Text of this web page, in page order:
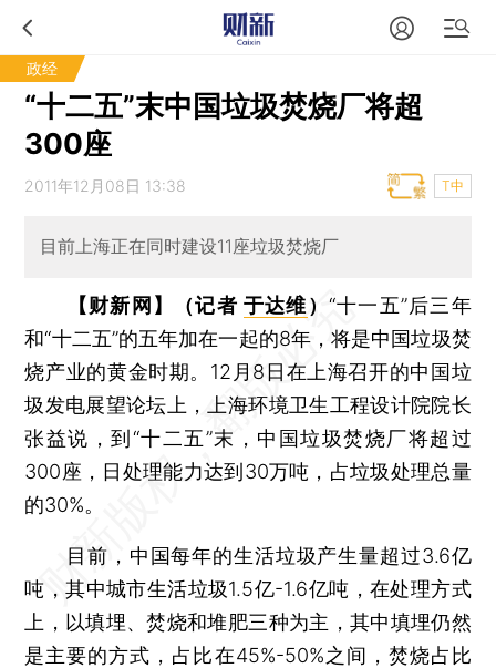
政经
“十二五”末中国垃圾焚烧厂将超
300座
2011年12月08日 13:38 T中
目前上海正在同时建设11座垃圾焚烧厂
【财新网】（记者于达维） “十一五”后三年
和“十二五”的五年加在一起的8年，将是中国垃圾焚
烧产业的黄金时期。12月8日在上海召开的中国垃
圾发电展望论坛上，上海环境卫生工程设计院院长
张益说，到“十二五”末，中国垃圾焚烧厂将超过
300座，日处理能力达到30万吨，占垃圾处理总量
的30%。
目前，中国每年的生活垃圾产生量超过3.6亿
吨，其中城市生活垃圾1.5亿-1.6亿吨，在处理方式
上，以填埋、焚烧和堆肥三种为主，其中填埋仍然
是主要的方式，占比在45%-50%之间，焚烧占比